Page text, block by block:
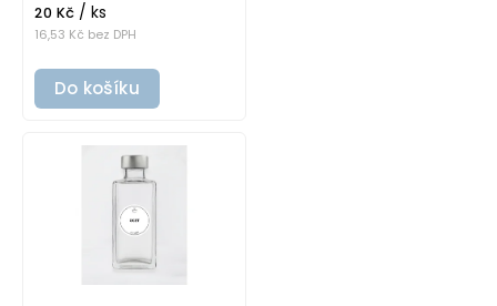
16,53 Kč bez DPH
20 Kč / ks
Do košíku